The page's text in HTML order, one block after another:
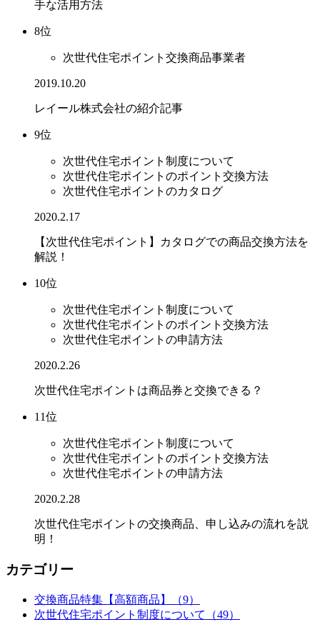
手な活用方法
8位
次世代住宅ポイント交換商品事業者
2019.10.20
レイール株式会社の紹介記事
9位
次世代住宅ポイント制度について
次世代住宅ポイントのポイント交換方法
次世代住宅ポイントのカタログ
2020.2.17
【次世代住宅ポイント】カタログでの商品交換方法を
解説！
10位
次世代住宅ポイント制度について
次世代住宅ポイントのポイント交換方法
次世代住宅ポイントの申請方法
2020.2.26
次世代住宅ポイントは商品券と交換できる？
11位
次世代住宅ポイント制度について
次世代住宅ポイントのポイント交換方法
次世代住宅ポイントの申請方法
2020.2.28
次世代住宅ポイントの交換商品、申し込みの流れを説
明！
カテゴリー
交換商品特集【高額商品】（9）
次世代住宅ポイント制度について（49）